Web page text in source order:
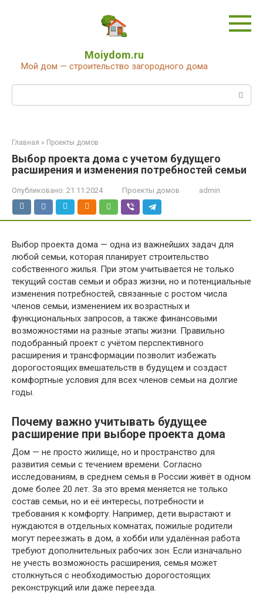
Moiydom.ru
Мой дом — строительство загородного дома
Главная » Проекты домов
Выбор проекта дома с учетом будущего
расширения и изменения потребностей семьи
Опубликовано: 21.11.2024 Проекты домов admin
Выбор проекта дома — одна из важнейших задач для
любой семьи, которая планирует строительство
собственного жилья. При этом учитывается не только
текущий состав семьи и образ жизни, но и потенциальные
изменения потребностей, связанные с ростом числа
членов семьи, изменением их возрастных и
функциональных запросов, а также финансовыми
возможностями на разные этапы жизни. Правильно
подобранный проект с учётом перспективного
расширения и трансформации позволит избежать
дорогостоящих вмешательств в будущем и создаст
комфортные условия для всех членов семьи на долгие
годы.
Почему важно учитывать будущее
расширение при выборе проекта дома
Дом — не просто жилище, но и пространство для
развития семьи с течением времени. Согласно
исследованиям, в среднем семья в России живёт в одном
доме более 20 лет. За это время меняется не только
состав семьи, но и её интересы, потребности и
требования к комфорту. Например, дети вырастают и
нуждаются в отдельных комнатах, пожилые родители
могут переезжать в дом, а хобби или удалённая работа
требуют дополнительных рабочих зон. Если изначально
не учесть возможность расширения, семья может
столкнуться с необходимостью дорогостоящих
реконструкций или даже переезда.